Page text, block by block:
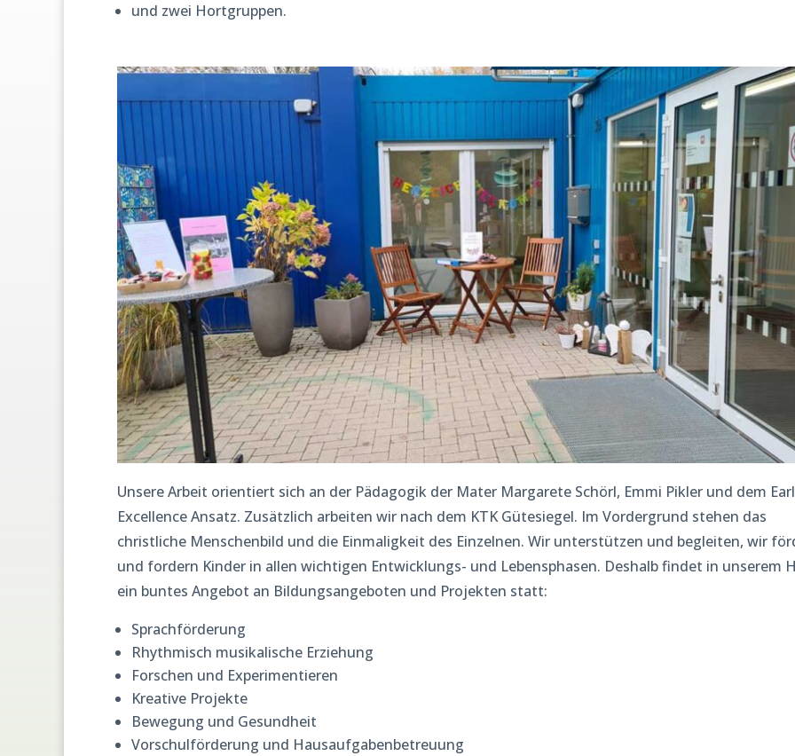
und zwei Hortgruppen.
Unsere Arbeit orientiert sich an der Pädagogik der Mater Margarete Schörl, Emmi Pikler und dem
Excellence Ansatz. Zusätzlich arbeiten wir nach dem KTK Gütesiegel. Im Vordergrund stehen das
christliche Menschenbild und die Einmaligkeit des Einzelnen. Wir unterstützen und begleiten, wir
und fordern Kinder in allen wichtigen Entwicklungs- und Lebensphasen. Deshalb findet in unserem
ein buntes Angebot an Bildungsangeboten und Projekten statt:
Sprachförderung
Rhythmisch musikalische Erziehung
Forschen und Experimentieren
Kreative Projekte
Bewegung und Gesundheit
Vorschulförderung und Hausaufgabenbetreuung